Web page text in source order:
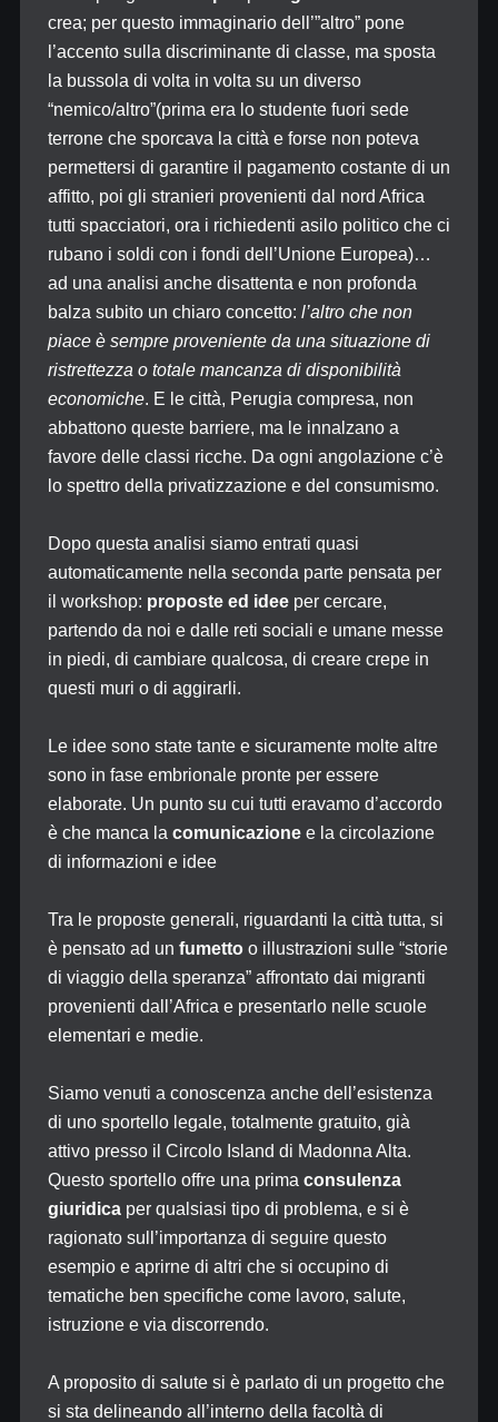
crea; per questo immaginario dell’”altro” pone
l’accento sulla discriminante di classe, ma sposta
la bussola di volta in volta su un diverso
“nemico/altro”(prima era lo studente fuori sede
terrone che sporcava la città e forse non poteva
permettersi di garantire il pagamento costante di un
affitto, poi gli stranieri provenienti dal nord Africa
tutti spacciatori, ora i richiedenti asilo politico che ci
rubano i soldi con i fondi dell’Unione Europea)…
ad una analisi anche disattenta e non profonda
balza subito un chiaro concetto: l’altro che non
piace è sempre proveniente da una situazione di
ristrettezza o totale mancanza di disponibilità
economiche. E le città, Perugia compresa, non
abbattono queste barriere, ma le innalzano a
favore delle classi ricche. Da ogni angolazione c’è
lo spettro della privatizzazione e del consumismo.
Dopo questa analisi siamo entrati quasi
automaticamente nella seconda parte pensata per
il workshop: proposte ed ideeper cercare,
partendo da noi e dalle reti sociali e umane messe
in piedi, di cambiare qualcosa, di creare crepe in
questi muri o di aggirarli.
Le idee sono state tante e sicuramente molte altre
sono in fase embrionale pronte per essere
elaborate. Un punto su cui tutti eravamo d’accordo
è che manca la comunicazionee la circolazione
di informazioni e idee
Tra le proposte generali, riguardanti la città tutta, si
è pensato ad un fumettoo illustrazioni sulle “storie
di viaggio della speranza” affrontato dai migranti
provenienti dall’Africa e presentarlo nelle scuole
elementari e medie.
Siamo venuti a conoscenza anche dell’esistenza
di uno sportello legale, totalmente gratuito, già
attivo presso il Circolo Island di Madonna Alta.
Questo sportello offre una prima consulenza
giuridicaper qualsiasi tipo di problema, e si è
ragionato sull’importanza di seguire questo
esempio e aprirne di altri che si occupino di
tematiche ben specifiche come lavoro, salute,
istruzione e via discorrendo.
A proposito di salute si è parlato di un progetto che
si sta delineando all’interno della facoltà di